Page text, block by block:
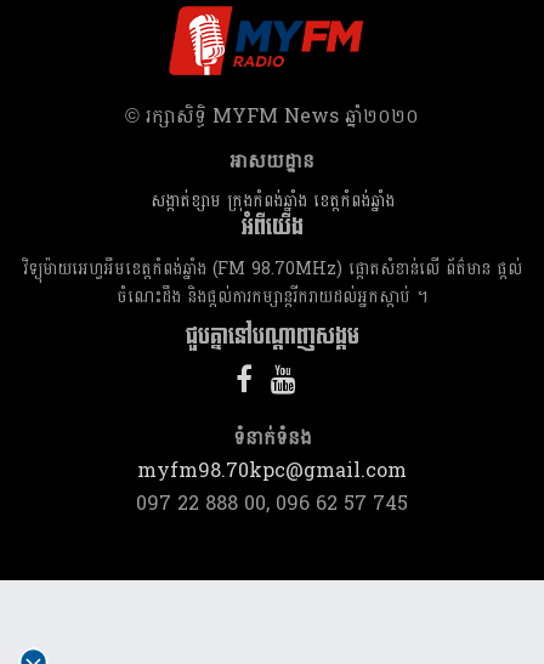
​© រក្សា​សិទ្ធិ​ MYFM News ឆ្នាំ​២០២០
អាសយដ្ឋាន
សង្កាត់ខ្សាម ក្រុងកំពង់ឆ្នាំង ខេត្តកំពង់ឆ្នាំង
អំពីយើង
វិទ្យុម៉ាយអេហ្វអឹមខេត្តកំពង់ឆ្នាំង (FM 98.70MHz) ផ្តោតសំខាន់លើ ព័ត៌មាន ផ្តល់
ចំណេះដឹង និងផ្តល់ការកម្សាន្តរីករាយដល់អ្នកស្តាប់ ។
ជួបគ្នានៅបណ្តាញសង្គម
ទំនាក់​ទំនង
myfm98.70kpc@gmail.com
097 22 888 00, 096 62 57 745